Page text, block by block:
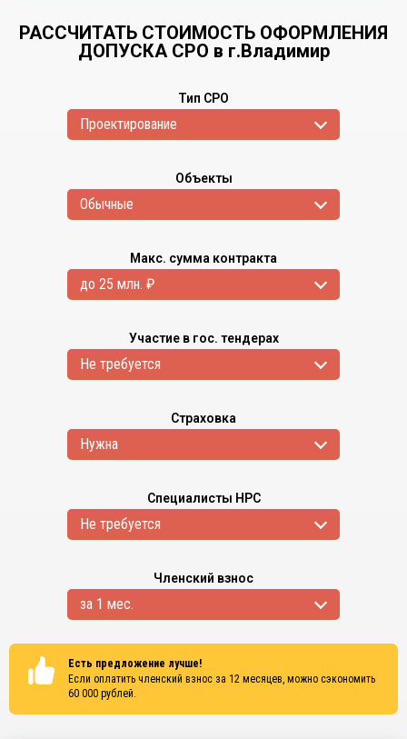
РАССЧИТАТЬ СТОИМОСТЬ ОФОРМЛЕНИЯ
ДОПУСКА СРО в г.Владимир
Тип СРО
Проектирование
Объекты
Обычные
Макс. сумма контракта
до 25 млн. ₽
Участие в гос. тендерах
Не требуется
Страховка
Нужна
Специалисты НРС
Не требуется
Членский взнос
за 1 мес.
Есть предложение лучше!
Если оплатить членский взнос за 12 месяцев, можно сэкономить
60 000 рублей.